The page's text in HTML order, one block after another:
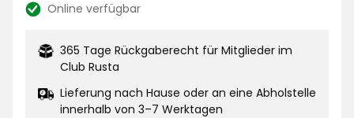
Lagerbestand:
Online verfügbar
365 Tage Rückgaberecht für Mitglieder im
Club Rusta
Lieferung nach Hause oder an eine Abholstelle
innerhalb von 3–7 Werktagen